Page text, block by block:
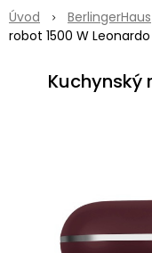
Úvod BerlingerHaus
robot 1500 W
Kuchynský